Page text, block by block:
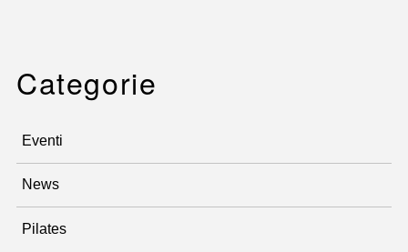
Categorie
Eventi
News
Pilates